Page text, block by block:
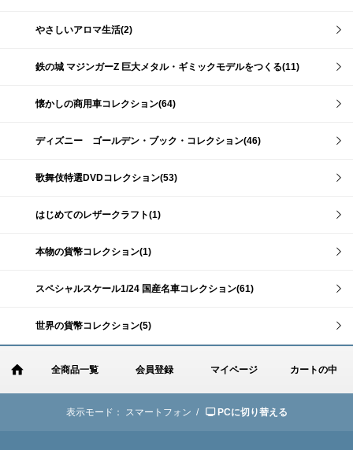
やさしいアロマ生活(2)
鉄の城 マジンガーZ 巨大メタル・ギミックモデルをつくる(11)
懐かしの商用車コレクション(64)
ディズニー ゴールデン・ブック・コレクション(46)
歌舞伎特選DVDコレクション(53)
はじめてのレザークラフト(1)
本物の貨幣コレクション(1)
スペシャルスケール1/24 国産名車コレクション(61)
世界の貨幣コレクション(5)
全商品一覧 会員登録 マイページ カートの中
表示モード： スマートフォン / PCに切り替える